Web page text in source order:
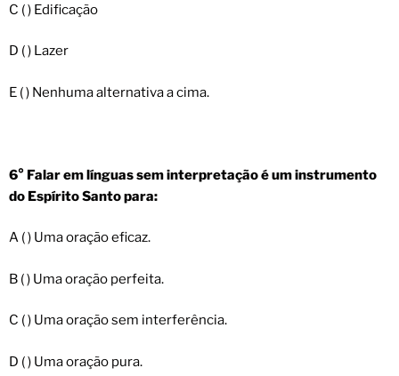
C ( ) Edificação
D ( ) Lazer
E ( ) Nenhuma alternativa a cima.
6° Falar em línguas sem interpretação é um instrumento
do Espírito Santo para:
A ( ) Uma oração eficaz.
B ( ) Uma oração perfeita.
C ( ) Uma oração sem interferência.
D ( ) Uma oração pura.